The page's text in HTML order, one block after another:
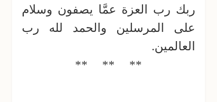
ربك رب العزة عمَّا يصفون وسلام
على المرسلين والحمد لله رب
العالمين.
**
**
**